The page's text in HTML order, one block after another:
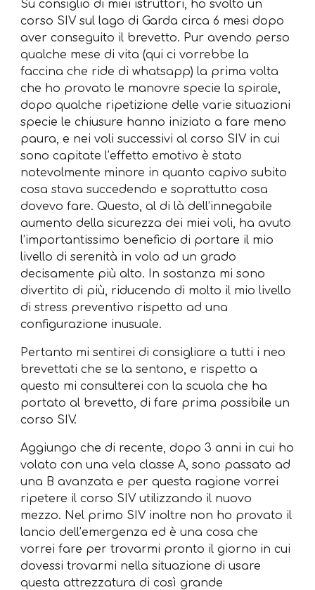
Su consiglio di miei istruttori, ho svolto un
corso SIV sul lago di Garda circa 6 mesi dopo
aver conseguito il brevetto. Pur avendo perso
qualche mese di vita (qui ci vorrebbe la
faccina che ride di whatsapp) la prima volta
che ho provato le manovre specie la spirale,
dopo qualche ripetizione delle varie situazioni
specie le chiusure hanno iniziato a fare meno
paura, e nei voli successivi al corso SIV in cui
sono capitate l’effetto emotivo è stato
notevolmente minore in quanto capivo subito
cosa stava succedendo e soprattutto cosa
dovevo fare. Questo, al di là dell’innegabile
aumento della sicurezza dei miei voli, ha avuto
l’importantissimo beneficio di portare il mio
livello di serenità in volo ad un grado
decisamente più alto. In sostanza mi sono
divertito di più, riducendo di molto il mio livello
di stress preventivo rispetto ad una
configurazione inusuale.
Pertanto mi sentirei di consigliare a tutti i neo
brevettati che se la sentono, e rispetto a
questo mi consulterei con la scuola che ha
portato al brevetto, di fare prima possibile un
corso SIV.
Aggiungo che di recente, dopo 3 anni in cui ho
volato con una vela classe A, sono passato ad
una B avanzata e per questa ragione vorrei
ripetere il corso SIV utilizzando il nuovo
mezzo. Nel primo SIV inoltre non ho provato il
lancio dell’emergenza ed è una cosa che
vorrei fare per trovarmi pronto il giorno in cui
dovessi trovarmi nella situazione di usare
questa attrezzatura di così grande